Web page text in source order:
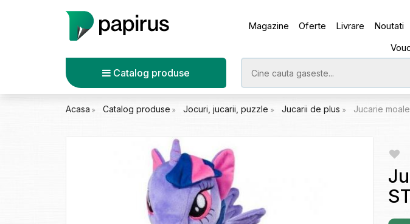
Magazine Oferte Livrare Noutati
Catalog produse
Acasa Catalog produse Jocuri, jucarii, puzzle Jucarii de plus Jucarie